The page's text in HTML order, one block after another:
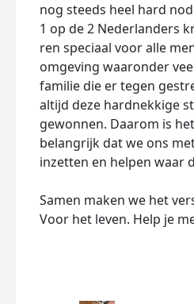
nog steeds heel hard
1 op de 2 Nederlanders
ren speciaal voor alle
omgeving waaronder
familie die er tegen
altijd deze hardnekkige
gewonnen. Daarom is
belangrijk dat we ons
inzetten en helpen waar
Samen maken we het
Voor het leven. Help je